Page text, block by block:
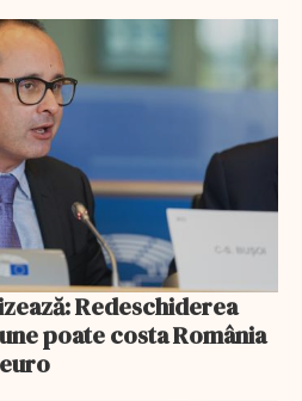
Redeschiderea
poate costa România